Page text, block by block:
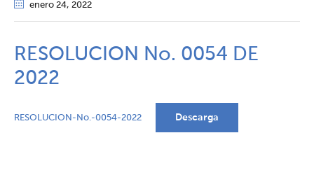
enero 24, 2022
RESOLUCION No. 0054 DE
2022
RESOLUCION-No.-0054-2022 Descarga